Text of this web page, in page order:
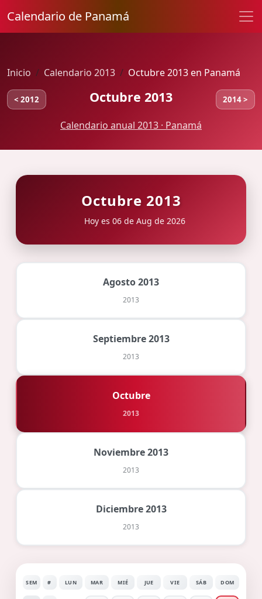
Calendario de Panamá
Inicio Calendario 2013 Octubre 2013 en Panamá
< 2012 Octubre 2013 2014 >
Calendario anual 2013 · Panamá
Octubre 2013
Hoy es 06 de Aug de 2026
Agosto 2013
2013
Septiembre 2013
2013
Octubre
2013
Noviembre 2013
2013
Diciembre 2013
2013
SEM # LUN MAR MIÉ JUE VIE SÁB DOM